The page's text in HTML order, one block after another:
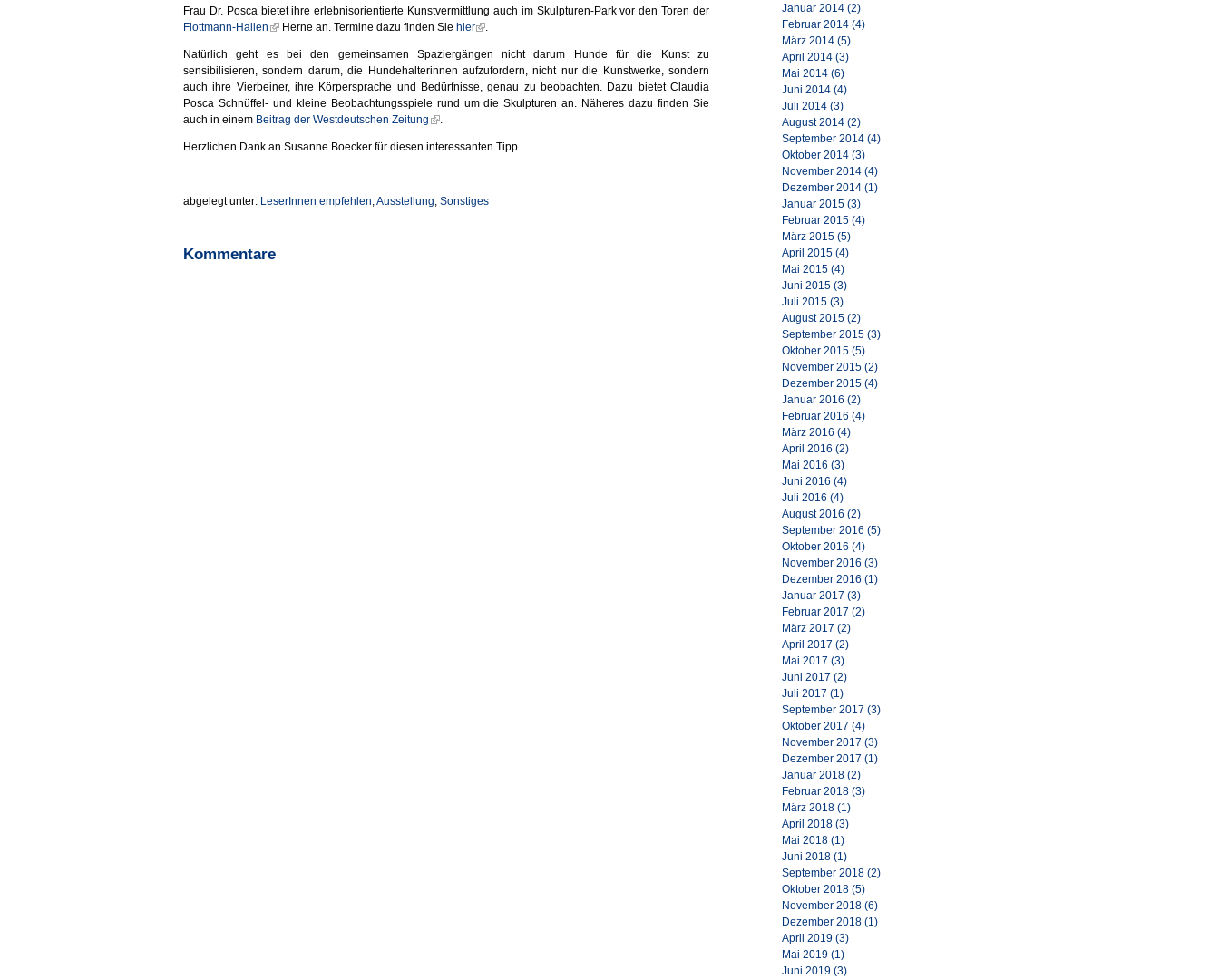
Frau Dr. Posca bietet ihre erlebnisorientierte Kunstvermittlung auch im Skulpturen-Park vor den Toren der
Flottmann-Hallen
Herne an. Termine dazu finden Sie hier .
Natürlich geht es bei den gemeinsamen Spaziergängen nicht darum Hunde für die Kunst zu
sensibilisieren, sondern darum, die Hundehalterinnen aufzufordern, nicht nur die Kunstwerke, sondern
auch ihre Vierbeiner, ihre Körpersprache und Bedürfnisse, genau zu beobachten. Dazu bietet Claudia
Posca Schnüffel- und kleine Beobachtungsspiele rund um die Skulpturen an. Näheres dazu finden Sie
auch in einem Beitrag der Westdeutschen Zeitung .
Herzlichen Dank an Susanne Boecker für diesen interessanten Tipp.
abgelegt unter: LeserInnen empfehlen,Ausstellung, Sonstiges
Kommentare
Januar 2014 (2)
Februar 2014 (4)
März 2014 (5)
April 2014 (3)
Mai 2014 (6)
Juni 2014 (4)
Juli 2014 (3)
August 2014 (2)
September 2014 (4)
Oktober 2014 (3)
November 2014 (4)
Dezember 2014 (1)
Januar 2015 (3)
Februar 2015 (4)
März 2015 (5)
April 2015 (4)
Mai 2015 (4)
Juni 2015 (3)
Juli 2015 (3)
August 2015 (2)
September 2015 (3)
Oktober 2015 (5)
November 2015 (2)
Dezember 2015 (4)
Januar 2016 (2)
Februar 2016 (4)
März 2016 (4)
April 2016 (2)
Mai 2016 (3)
Juni 2016 (4)
Juli 2016 (4)
August 2016 (2)
September 2016 (5)
Oktober 2016 (4)
November 2016 (3)
Dezember 2016 (1)
Januar 2017 (3)
Februar 2017 (2)
März 2017 (2)
April 2017 (2)
Mai 2017 (3)
Juni 2017 (2)
Juli 2017 (1)
September 2017 (3)
Oktober 2017 (4)
November 2017 (3)
Dezember 2017 (1)
Januar 2018 (2)
Februar 2018 (3)
März 2018 (1)
April 2018 (3)
Mai 2018 (1)
Juni 2018 (1)
September 2018 (2)
Oktober 2018 (5)
November 2018 (6)
Dezember 2018 (1)
April 2019 (3)
Mai 2019 (1)
Juni 2019 (3)